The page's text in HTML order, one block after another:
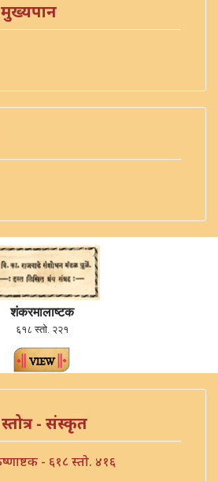
शंकरमालाष्टक
६१८ स्तो. २२१
- संस्कृत
- ६१८ स्तो. ४१६